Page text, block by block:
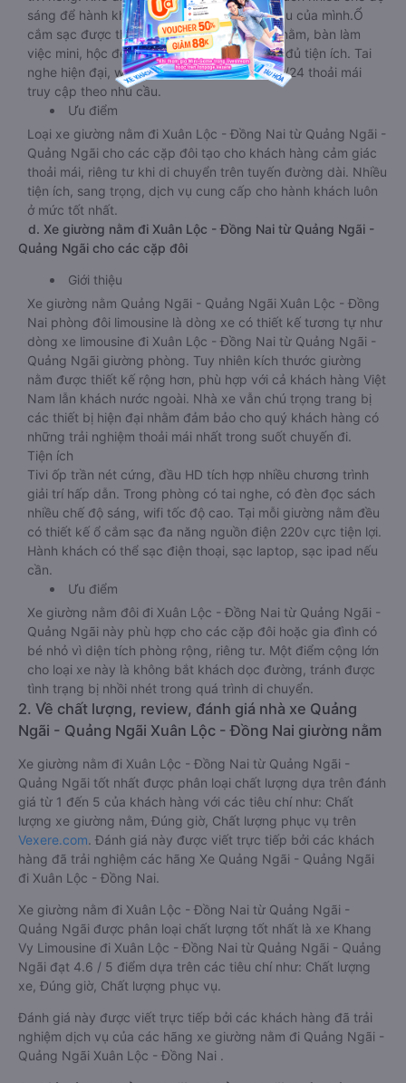
sáng để hành khách điều chỉnh theo nhu cầu của mình.Ổ
cắm sạc được thiết kế ngay bên cạnh chỗ nằm, bàn làm
việc mini, hộc để cốc chén, nước uống đầy đủ tiện ích. Tai
nghe hiện đại, wifi tốc độ cao hoạt động 24/24 thoải mái
truy cập theo nhu cầu.
Ưu điểm
Loại xe giường nằm đi Xuân Lộc - Đồng Nai từ Quảng Ngãi -
Quảng Ngãi cho các cặp đôi tạo cho khách hàng cảm giác
thoải mái, riêng tư khi di chuyển trên tuyến đường dài. Nhiều
tiện ích, sang trọng, dịch vụ cung cấp cho hành khách luôn
ở mức tốt nhất.
d. Xe giường nằm đi Xuân Lộc - Đồng Nai từ Quảng Ngãi -
Quảng Ngãi cho các cặp đôi
Giới thiệu
Xe giường nằm Quảng Ngãi - Quảng Ngãi Xuân Lộc - Đồng
Nai phòng đôi limousine là dòng xe có thiết kế tương tự như
dòng xe limousine đi Xuân Lộc - Đồng Nai từ Quảng Ngãi -
Quảng Ngãi giường phòng. Tuy nhiên kích thước giường
nằm được thiết kế rộng hơn, phù hợp với cả khách hàng Việt
Nam lẫn khách nước ngoài. Nhà xe vẫn chú trọng trang bị
các thiết bị hiện đại nhằm đảm bảo cho quý khách hàng có
những trải nghiệm thoải mái nhất trong suốt chuyến đi.
Tiện ích
Tivi ốp trần nét cứng, đầu HD tích hợp nhiều chương trình
giải trí hấp dẫn. Trong phòng có tai nghe, có đèn đọc sách
nhiều chế độ sáng, wifi tốc độ cao. Tại mỗi giường nằm đều
có thiết kế ổ cắm sạc đa năng nguồn điện 220v cực tiện lợi.
Hành khách có thể sạc điện thoại, sạc laptop, sạc ipad nếu
cần.
Ưu điểm
Xe giường nằm đôi đi Xuân Lộc - Đồng Nai từ Quảng Ngãi -
Quảng Ngãi này phù hợp cho các cặp đôi hoặc gia đình có
bé nhỏ vì diện tích phòng rộng, riêng tư. Một điểm cộng lớn
cho loại xe này là không bắt khách dọc đường, tránh được
tình trạng bị nhồi nhét trong quá trình di chuyển.
2. Về chất lượng, review, đánh giá nhà xe Quảng
Ngãi - Quảng Ngãi Xuân Lộc - Đồng Nai giường nằm
Xe giường nằm đi Xuân Lộc - Đồng Nai từ Quảng Ngãi -
Quảng Ngãi tốt nhất được phân loại chất lượng dựa trên đánh
giá từ 1 đến 5 của khách hàng với các tiêu chí như: Chất
lượng xe giường nằm, Đúng giờ, Chất lượng phục vụ trên
Vexere.com. Đánh giá này được viết trực tiếp bởi các khách
hàng đã trải nghiệm các hãng Xe Quảng Ngãi - Quảng Ngãi
đi Xuân Lộc - Đồng Nai.
Xe giường nằm đi Xuân Lộc - Đồng Nai từ Quảng Ngãi -
Quảng Ngãi được phân loại chất lượng tốt nhất là xe Khang
Vy Limousine đi Xuân Lộc - Đồng Nai từ Quảng Ngãi - Quảng
Ngãi đạt 4.6 / 5 điểm dựa trên các tiêu chí như: Chất lượng
xe, Đúng giờ, Chất lượng phục vụ.
Đánh giá này được viết trực tiếp bởi các khách hàng đã trải
nghiệm dịch vụ của các hãng xe giường nằm đi Quảng Ngãi -
Quảng Ngãi Xuân Lộc - Đồng Nai .